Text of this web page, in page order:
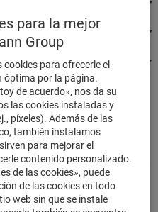
de entrega
para la mejor
Group
para ofrecerle el
óptima por la página.
de acuerdo», nos da su
las cookies instaladas y
píxeles). Además de las
también instalamos
para mejorar el
contenido personalizado.
de las cookies», puede
de las cookies en todo
web sin que se instale